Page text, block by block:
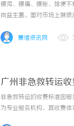
看益生菌选择逻辑
腹泻、腹痛、腹胀、排便
向益生菌。面对市场上琳
的关键——肠道屏障入手，
赛维资讯网
广州非急救转运
非急救转运的收费标准因
为专业服务机构，其收费